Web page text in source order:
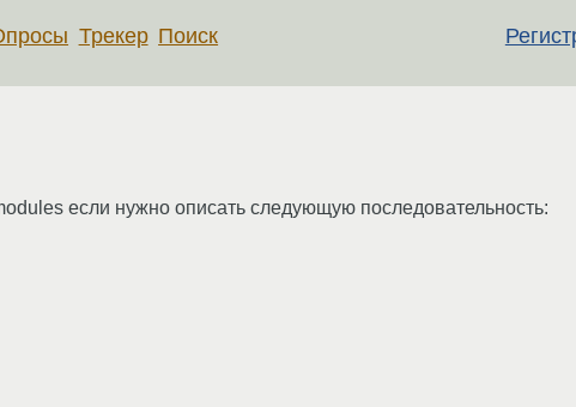
Трекер Поиск
если нужно описать следующую последовательность: